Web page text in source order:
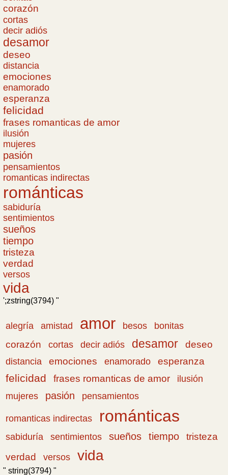
corazón
cortas
decir adiós
desamor
deseo
distancia
emociones
enamorado
esperanza
felicidad
frases romanticas de amor
ilusión
mujeres
pasión
pensamientos
romanticas indirectas
románticas
sabiduría
sentimientos
sueños
tiempo
tristeza
verdad
versos
vida
';zstring(3794) "
alegría amistad amor besos
bonitas
corazón
cortas decir adiós desamor deseo
distancia emociones enamorado esperanza
felicidad frases romanticas de amor
ilusión
mujeres
pasión pensamientos
romanticas indirectas románticas
sabiduría sentimientos sueños tiempo
tristeza
verdad
versos vida
" string(3794) "